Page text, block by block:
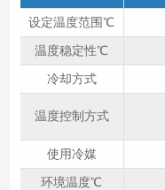
设定温度范围℃
温度稳定性℃
冷却方式
温度控制方式
使用冷媒
环境温度℃